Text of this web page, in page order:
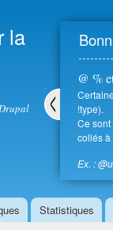
la
@ %
!type).
Ce
collés à
Ex. :
Statistiques